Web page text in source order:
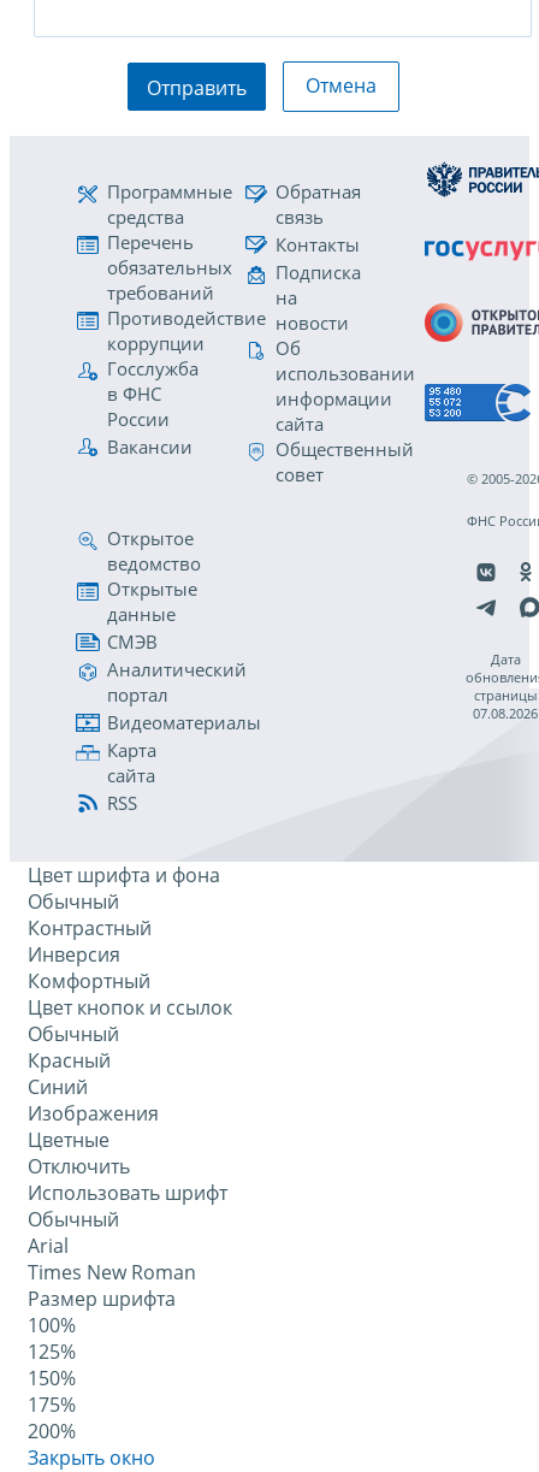
Отправить Отмена
Программные
средства
Перечень
обязательных
требований
Противодействие
коррупции
Госслужба
в ФНС
России
Вакансии
Обратная
связь
Контакты
Подписка
на
новости
Об
использовании
информации
сайта
Общественный
совет
Открытое
ведомство
Открытые
данные
СМЭВ
Аналитический
портал
Видеоматериалы
Карта
сайта
RSS
© 2005-
ФНС
Дата
страницы
07.08.2026
Цвет шрифта и фона
Обычный
Контрастный
Инверсия
Комфортный
Цвет кнопок и ссылок
Обычный
Красный
Синий
Изображения
Цветные
Отключить
Использовать шрифт
Обычный
Arial
Times New Roman
Размер шрифта
100%
125%
150%
175%
200%
Закрыть окно